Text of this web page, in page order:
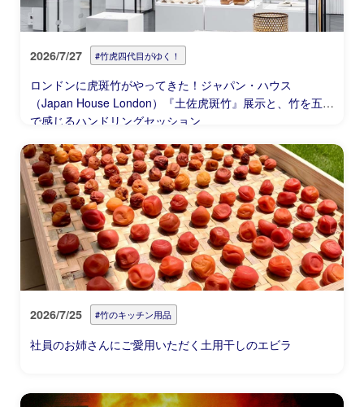
2026/7/27 #竹虎四代目がゆく！
ロンドンに虎斑竹がやってきた！ジャパン・ハウス
（Japan House London）『土佐虎斑竹』展示と、竹を五感
で感じるハンドリングセッション
2026/7/25 #竹のキッチン用品
社員のお姉さんにご愛用いただく土用干しのエビラ